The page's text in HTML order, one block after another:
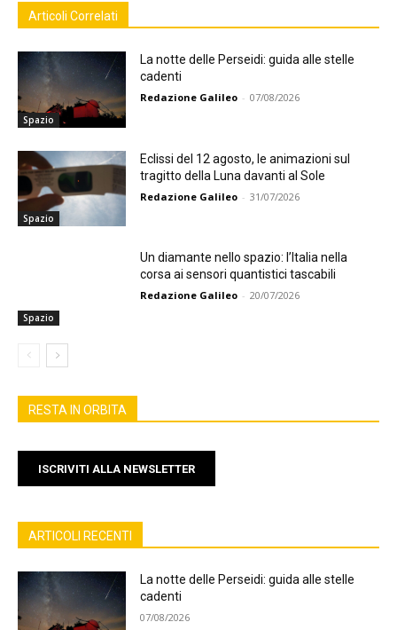
Articoli Correlati
Spazio
La notte delle Perseidi: guida alle stelle
cadenti
Redazione Galileo - 07/08/2026
Spazio
Eclissi del 12 agosto, le animazioni sul
tragitto della Luna davanti al Sole
Redazione Galileo - 31/07/2026
Spazio
Un diamante nello spazio: l’Italia nella
corsa ai sensori quantistici tascabili
Redazione Galileo - 20/07/2026
RESTA IN ORBITA
ISCRIVITI ALLA NEWSLETTER
ARTICOLI RECENTI
La notte delle Perseidi: guida alle stelle
cadenti
07/08/2026